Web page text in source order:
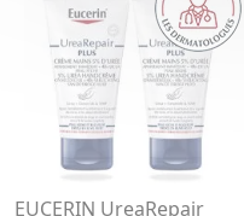
EUCERIN UreaRepair